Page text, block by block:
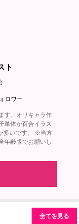
ト
ロワー
す。オリキャラ作
単体か百合イラス
多いです。 ※当方
年齢版でお願いし
全てを見る